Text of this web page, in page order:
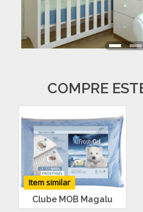
COMPRE
Item similar
Clube MOB Magalu